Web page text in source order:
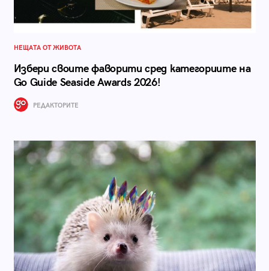
НЕЩАТА ОТ ЖИВОТА
Избери своите фаворити сред категориите на
Go Guide Seaside Awards 2026!
РЕДАКТОРИТЕ